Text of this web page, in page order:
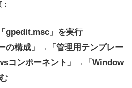
gpedit.msc」を実行
の構成」→「管理用テンプレー
コンポーネント」→「Window